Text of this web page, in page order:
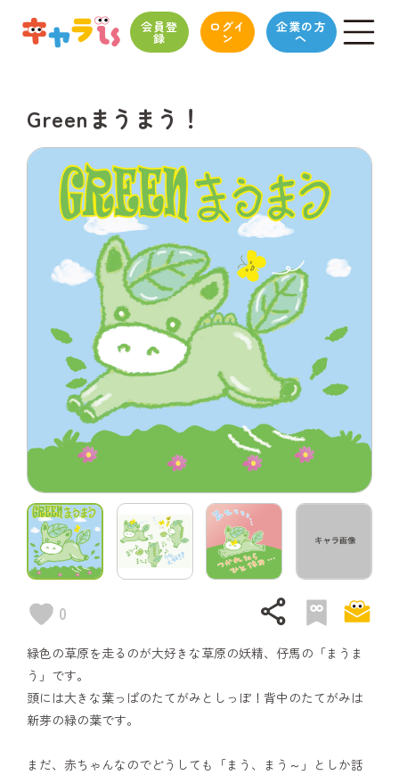
会員登
録
ログイ
ン
企業の方
へ
Greenまうまう！
0 share
緑色の草原を走るのが大好きな草原の妖精、仔馬の「まうま
う」です。
頭には大きな葉っぱのたてがみとしっぽ！背中のたてがみは
新芽の緑の葉です。
まだ、赤ちゃんなのでどうしても「まう、まう～」としか話